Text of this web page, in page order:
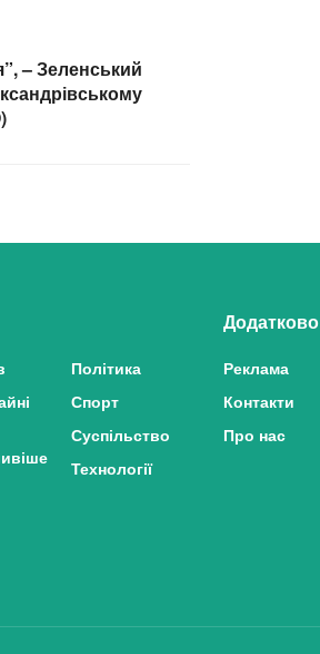
– Зеленський
Політика
Спорт
Суспільство
Технології
Додатково
Реклама
Контакти
Про нас